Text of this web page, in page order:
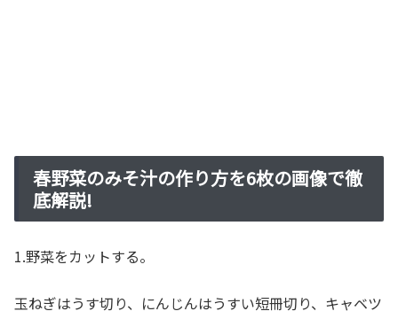
春野菜のみそ汁の作り方を6枚の画像で徹
底解説!
1.野菜をカットする。
玉ねぎはうす切り、にんじんはうすい短冊切り、キャベツ